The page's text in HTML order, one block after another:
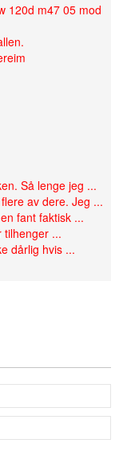
120d m47 05 mod
Så lenge jeg ...
av dere. Jeg ...
fant faktisk ...
tilhenger ...
dårlig hvis ...